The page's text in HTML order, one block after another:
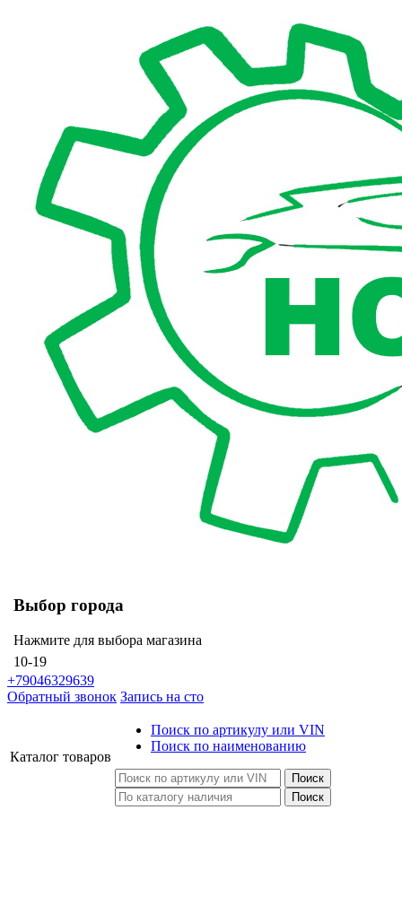
Выбор города
Нажмите для выбора магазина
10-19
+79046329639
Обратный звонок Запись на сто
Каталог товаров
Поиск по артикулу или VIN
Поиск по наименованию
Поиск
Поиск